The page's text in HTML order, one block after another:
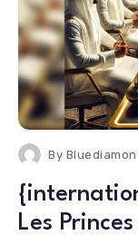
By
Les